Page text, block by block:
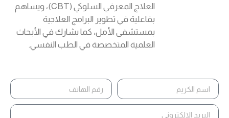
العلاج المعرفي السلوكي (CBT)، ويساهم
بفاعلية في تطوير البرامج العلاجية
بمستشفى الأمل، كما يشارك في الأبحاث
العلمية المتخصصة في الطب النفسي.